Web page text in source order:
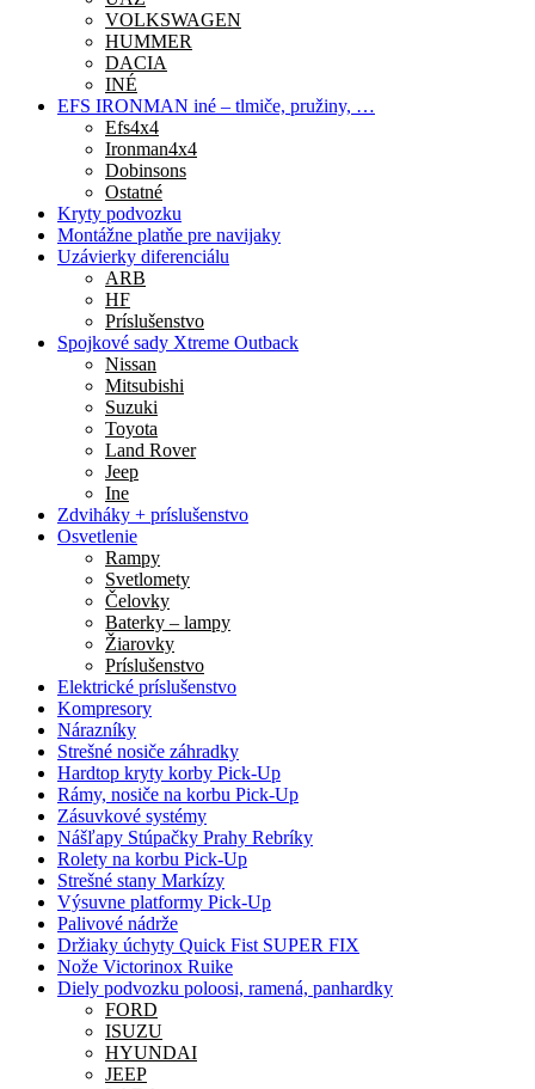
VOLKSWAGEN
HUMMER
DACIA
INÉ
EFS IRONMAN iné – tlmiče, pružiny, …
Efs4x4
Ironman4x4
Dobinsons
Ostatné
Kryty podvozku
Montážne platňe pre navijaky
Uzávierky diferenciálu
ARB
HF
Príslušenstvo
Spojkové sady Xtreme Outback
Nissan
Mitsubishi
Suzuki
Toyota
Land Rover
Jeep
Ine
Zdviháky + príslušenstvo
Osvetlenie
Rampy
Svetlomety
Čelovky
Baterky – lampy
Žiarovky
Príslušenstvo
Elektrické príslušenstvo
Kompresory
Nárazníky
Strešné nosiče záhradky
Hardtop kryty korby Pick-Up
Rámy, nosiče na korbu Pick-Up
Zásuvkové systémy
Nášľapy Stúpačky Prahy Rebríky
Rolety na korbu Pick-Up
Strešné stany Markízy
Výsuvne platformy Pick-Up
Palivové nádrže
Držiaky úchyty Quick Fist SUPER FIX
Nože Victorinox Ruike
Diely podvozku poloosi, ramená, panhardky
FORD
ISUZU
HYUNDAI
JEEP